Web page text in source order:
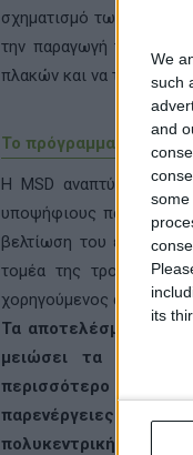
We
such
and
its
σχηματισμό των πλακών
την παραγωγή του β-
πλακών και να
Το πρόγραμμα
Η MSD αναπτύσσει
υποψήφιους παράγοντες
βελτίωση του ελέγχου
τομέα της
χορηγούμενος
Τα αποτελέσματα της
μειώσει τα
περισσότερο από 90%
παρενέργειες. Με
πολυκεντρική κλινική